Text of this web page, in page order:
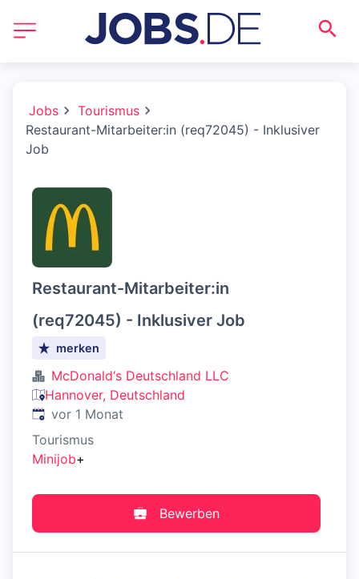
Jobs
Tourismus
Restaurant-Mitarbeiter:in (req72045) - Inklusiver
Job
Restaurant-Mitarbeiter:in
(req72045) - Inklusiver Job
merken
McDonald‘s Deutschland LLC
Hannover, Deutschland
Veröffentlicht:
vor 1 Monat
Tourismus
Minijob+
Bewerben